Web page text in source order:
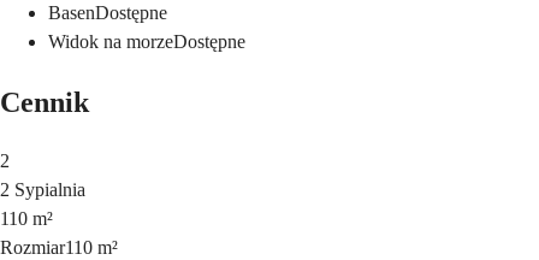
BasenDostępne
Widok na morzeDostępne
Cennik
2
2 Sypialnia
110 m²
Rozmiar110 m²